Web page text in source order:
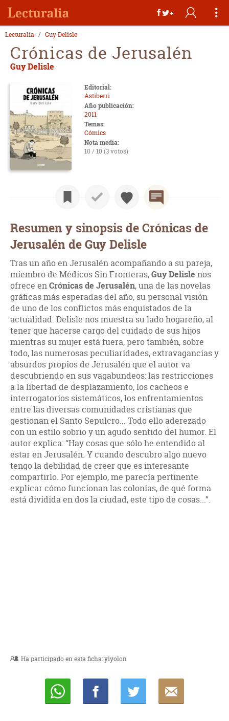
Lecturalia Guy Delisle
Crónicas de Jerusalén
Guy Delisle
Editorial:
Astiberri
Año publicación:
2011
Temas:
Cómics
Nota media:
10 / 10 (3 votos)
Resumen y sinopsis de Crónicas de
Jerusalén de Guy Delisle
Tras un año en Jerusalén acompañando a su pareja,
miembro de Médicos Sin Fronteras,Guy Delisle nos
ofrece enCrónicas de Jerusalén, una de las novelas
gráficas más esperadas del año, su personal visión
de uno de los conflictos más enquistados de la
actualidad. Delisle nos muestra su lado hogareño, al
tener que hacerse cargo del cuidado de sus hijos
mientras su mujer está fuera, pero también, sobre
todo, las numerosas peculiaridades, extravagancias y
absurdos propios de Jerusalén que el autor va
descubriendo en sus vagabundeos: las restricciones
a la libertad de desplazamiento, los cacheos e
interrogatorios sistemáticos, los enfrentamientos
entre las diversas comunidades cristianas que
gestionan el Santo Sepulcro... Todo ello aderezado
con un estilo sobrio y un agudo sentido del humor. El
autor explica: “Hay cosas que sólo he entendido al
estar en Jerusalén. Y cuando descubro algo nuevo
tengo la debilidad de creer que es interesante
compartirlo. Por ejemplo, me parecía pertinente
explicar cómo funcionan las colonias, de qué forma
está dividida en dos la ciudad, este tipo de cosas...”.
Ha participado en esta ficha:yiyolon